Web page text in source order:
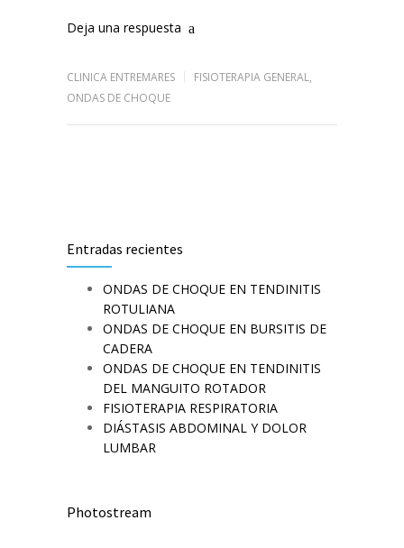
Deja una respuesta
CLINICA ENTREMARES FISIOTERAPIA GENERAL,
ONDAS DE CHOQUE
Entradas recientes
ONDAS DE CHOQUE EN TENDINITIS
ROTULIANA
ONDAS DE CHOQUE EN BURSITIS DE
CADERA
ONDAS DE CHOQUE EN TENDINITIS
DEL MANGUITO ROTADOR
FISIOTERAPIA RESPIRATORIA
DIÁSTASIS ABDOMINAL Y DOLOR
LUMBAR
Photostream